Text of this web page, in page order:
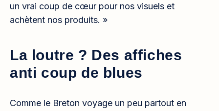
un vrai coup de cœur pour nos visuels et
achètent nos produits. »
La loutre ? Des affiches
anti coup de blues
Comme le Breton voyage un peu partout en